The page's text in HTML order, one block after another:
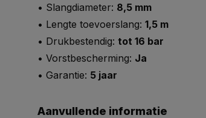
• Slangdiameter: 8,5 mm
• Lengte toevoerslang: 1,5 m
• Drukbestendig: tot 16 bar
• Vorstbescherming: Ja
• Garantie: 5 jaar
Aanvullende informatie